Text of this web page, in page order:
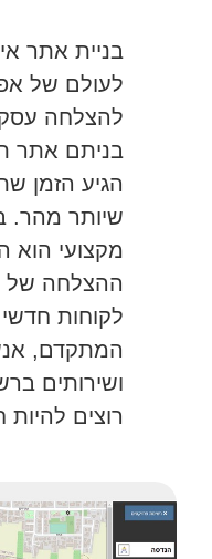
בניית אתר
לעולם של
להצלחה
בניתם אתר
הגיע הזמן
שיותר מהר.
מקצועי
ההצלחה של
לקוחות
המתקדם,
ושירותים
רוצים